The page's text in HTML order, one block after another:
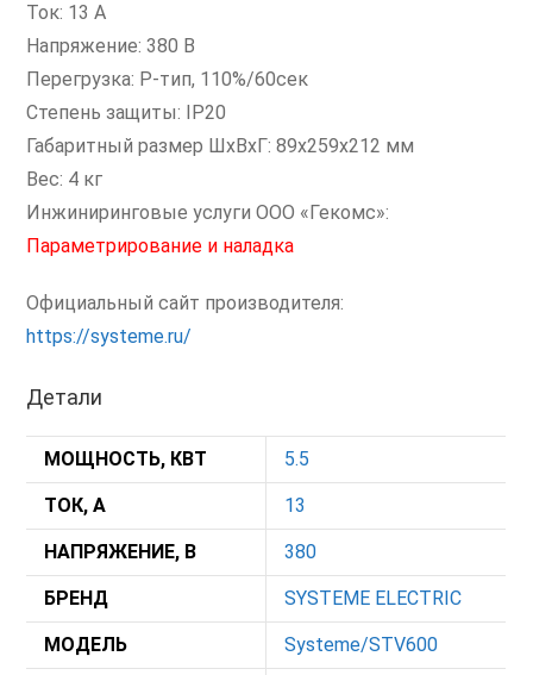
Ток: 13 А
Напряжение: 380 В
Перегрузка: P-тип, 110%/60сек
Степень защиты: IP20
Габаритный размер ШхВхГ: 89x259x212 мм
Вес: 4 кг
Инжиниринговые услуги ООО «Гекомс»:
Параметрирование и наладка
Официальный сайт производителя:
https://systeme.ru/
Детали
МОЩНОСТЬ, КВТ 5.5
ТОК, А 13
НАПРЯЖЕНИЕ, В 380
БРЕНД SYSTEME ELECTRIC
МОДЕЛЬ Systeme/STV600